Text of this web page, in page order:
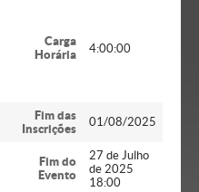
Carga
Horária
4:00:00
Fim das
Inscrições
01/08/2025
Fim do
Evento
27 de Julho
de 2025
18:00